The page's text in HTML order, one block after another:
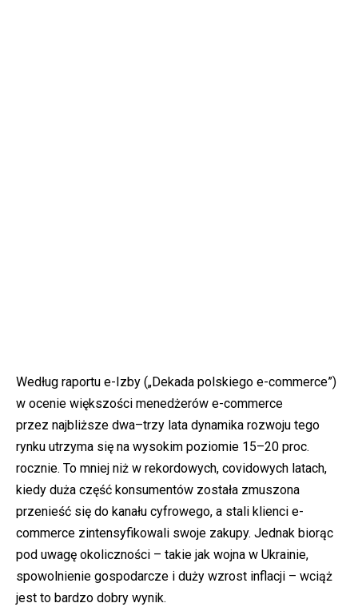
Według raportu e-Izby („Dekada polskiego e-commerce”)
w ocenie większości menedżerów e-commerce
przez najbliższe dwa–trzy lata dynamika rozwoju tego
rynku utrzyma się na wysokim poziomie 15–20 proc.
rocznie. To mniej niż w rekordowych, covidowych latach,
kiedy duża część konsumentów została zmuszona
przenieść się do kanału cyfrowego, a stali klienci e-
commerce zintensyfikowali swoje zakupy. Jednak biorąc
pod uwagę okoliczności – takie jak wojna w Ukrainie,
spowolnienie gospodarcze i duży wzrost inflacji – wciąż
jest to bardzo dobry wynik.